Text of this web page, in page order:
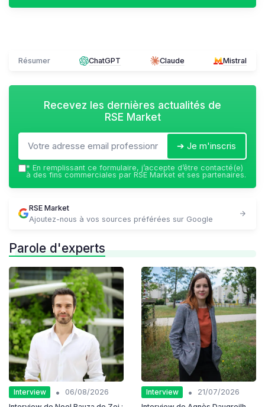
Résumer ChatGPT Claude Mistral
Recevez les dernières actualités de
RSE Market
➔ Je m'inscris
* En remplissant ce formulaire, j’accepte d’être contacté(e)
à des fins commerciales par RSE Market et ses partenaires.
RSE Market
Ajoutez-nous à vos sources préférées sur Google
Parole d'experts
Interview •
06/08/2026
Interview •
21/07/2026